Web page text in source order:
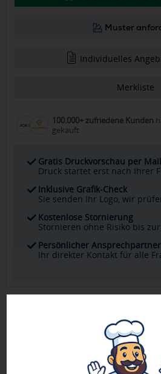
Muster
Individuelles
Merkliste
100.000+ zufriedene Kunden
gekauft
Gratis Druckvorschau per Mail
Druck startet erst nach Ihrer
Inklusive Grafik-Check
Sie senden Ihr Logo, wir
Kostenlose Stornierung
Stornieren ohne Risiko bis
Persönlicher Ansprechpartner
Ihr direkter Kontakt für alle
senator Super Hit Matt
magic flow 1,0 mm, Minentyp: X20,
Zeitloses, klassisches Design